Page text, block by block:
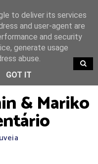
& Mariko
to deliver its services
and user-agent are
and security
generate usage
abuse.
GOT IT